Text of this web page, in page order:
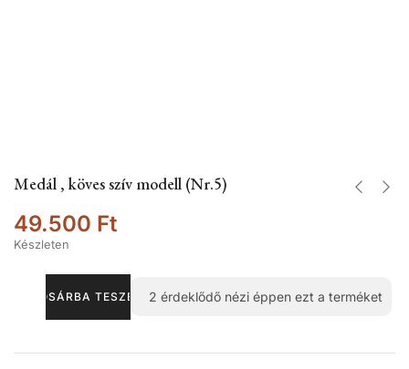
Medál , köves szív modell (Nr.5)
49.500 Ft
Készleten
KOSÁRBA TESZEM 2 érdeklődő nézi éppen ezt a terméket